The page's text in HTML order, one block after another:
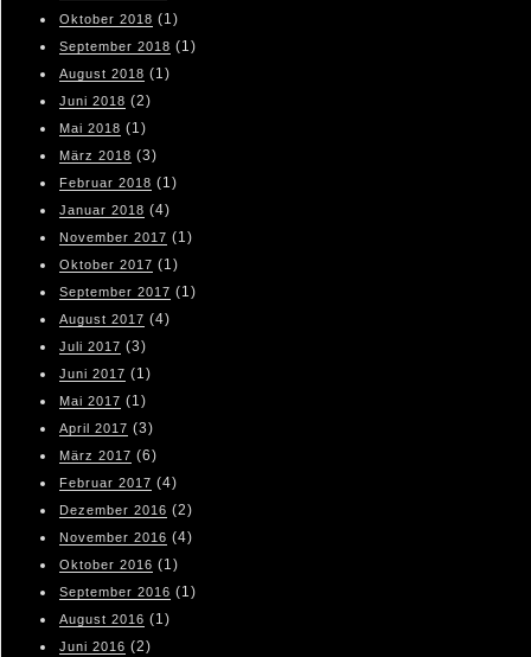
Oktober 2018 (1)
September 2018 (1)
August 2018 (1)
Juni 2018 (2)
Mai 2018 (1)
März 2018 (3)
Februar 2018 (1)
Januar 2018 (4)
November 2017 (1)
Oktober 2017 (1)
September 2017 (1)
August 2017 (4)
Juli 2017 (3)
Juni 2017 (1)
Mai 2017 (1)
April 2017 (3)
März 2017 (6)
Februar 2017 (4)
Dezember 2016 (2)
November 2016 (4)
Oktober 2016 (1)
September 2016 (1)
August 2016 (1)
Juni 2016 (2)